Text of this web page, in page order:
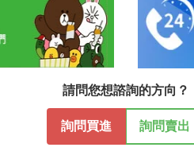
請問您想諮詢的方向？
詢問買進 詢問賣出